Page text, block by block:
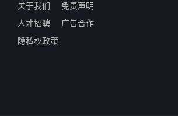
关于我们
免责声明
人才招聘
广告合作
隐私权政策